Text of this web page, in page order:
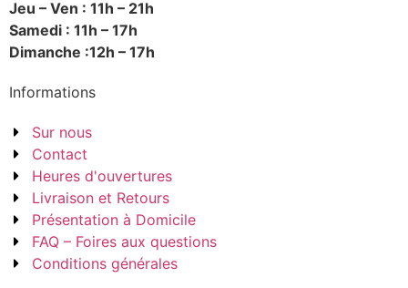
Jeu – Ven : 11h – 21h
Samedi : 11h – 17h
Dimanche :12h – 17h
Informations
Sur nous
Contact
Heures d'ouvertures
Livraison et Retours
Présentation à Domicile
FAQ – Foires aux questions
Conditions générales